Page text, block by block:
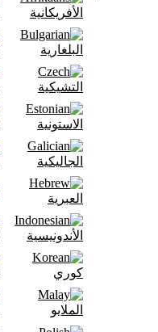
الأفريكانية
البلغارية
التشيكية
الاستونية
الجاليكية
العبرية
الأندونيسية
كوري
الملايو